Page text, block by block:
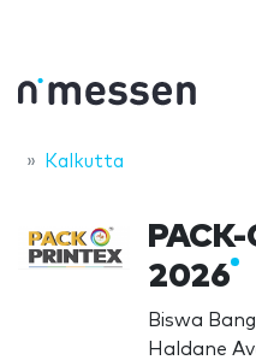
Kalkutta
2026
Biswa
Haldane